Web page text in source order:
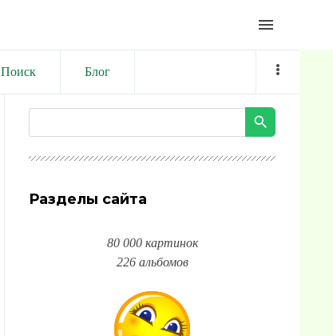
menu
Поиск Блог
Разделы сайта
80 000 картинок
226 альбомов